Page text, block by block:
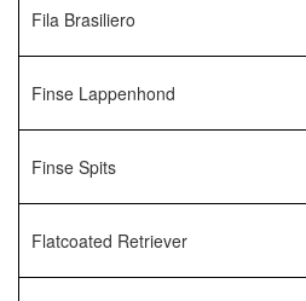
Fila Brasiliero
Finse Lappenhond
Finse Spits
Flatcoated Retriever